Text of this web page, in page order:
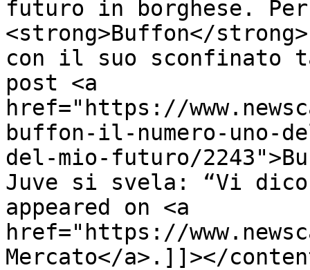
futuro in borghese.
<strong>Buffon</
con il suo sconfinato
post <a
href="https://
buffon-il-numero-
del-mio-futuro/
Juve si svela: “Vi
appeared on <a
href="https://
Mercato</a>.]]></